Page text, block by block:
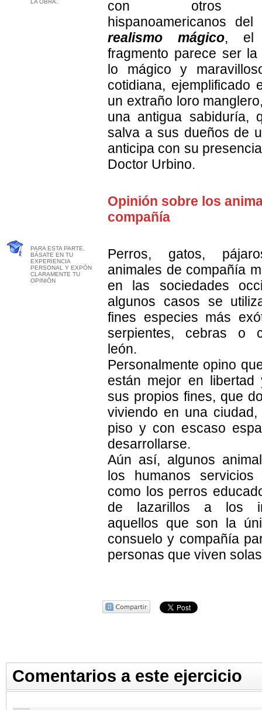
LA OBRA.
con otros
hispanoamericanos
realismo mágico, el
fragmento parece ser
lo mágico y
cotidiana, ejemplificado
un extraño loro
una antigua sabiduría,
salva a sus dueños de
anticipa con su
Doctor Urbino.
Opinión sobre los
compañía
PARA ESTA PARTE,
BÁSATE EN TU
EXPERIENCIA
PERSONAL Y EXPÓN
CLARAMENTE TU
OPINIÓN
Perros, gatos,
animales de compañía
en las sociedades
algunos casos se
fines especies más
serpientes, cebras o
león.
Personalmente opino
están mejor en
sus propios fines, que
viviendo en una
piso y con escaso
desarrollarse.
Aún así, algunos
los humanos servicios
como los perros
de lazarillos a los
aquellos que son la
consuelo y compañía
personas que viven
Comentarios a este ejercicio